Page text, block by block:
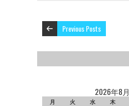
Previous Posts
2026年8月
月 火 水 木